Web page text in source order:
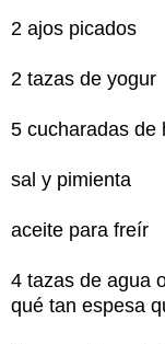
2 ajos picados
2 tazas de yogur
5 cucharadas de
sal y pimienta
aceite para freír
4 tazas de agua
qué tan espesa